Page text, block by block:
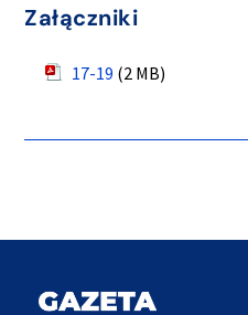
Załączniki
17-19 (2 MB)